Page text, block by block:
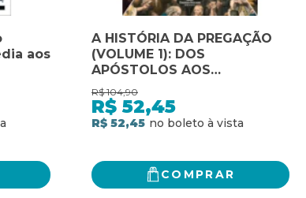
aos
A HISTÓRIA DA PREGAÇÃO
(VOLUME 1): DOS
APÓSTOLOS AOS
REVIVALISTAS
R$ 104,90
R$ 52,45
R$ 52,45
COMPRAR